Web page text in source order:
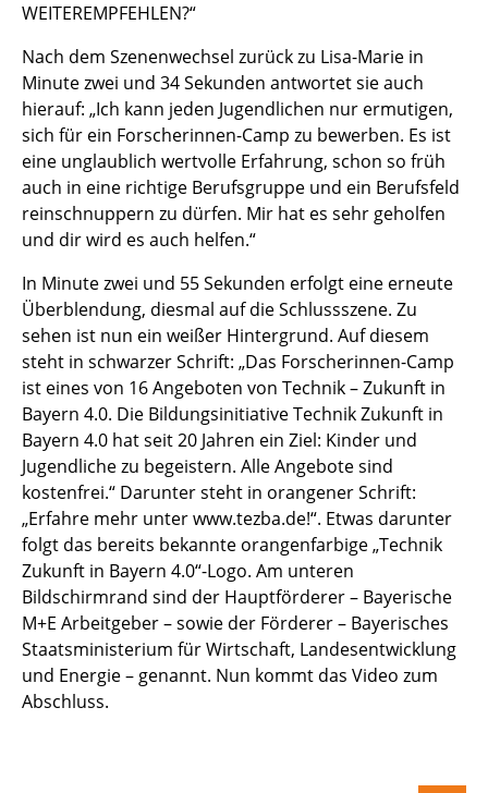
WEITEREMPFEHLEN?“
Nach dem Szenenwechsel zurück zu Lisa-Marie in
Minute zwei und 34 Sekunden antwortet sie auch
hierauf: „Ich kann jeden Jugendlichen nur ermutigen,
sich für ein Forscherinnen-Camp zu bewerben. Es ist
eine unglaublich wertvolle Erfahrung, schon so früh
auch in eine richtige Berufsgruppe und ein Berufsfeld
reinschnuppern zu dürfen. Mir hat es sehr geholfen
und dir wird es auch helfen.“
In Minute zwei und 55 Sekunden erfolgt eine erneute
Überblendung, diesmal auf die Schlussszene. Zu
sehen ist nun ein weißer Hintergrund. Auf diesem
steht in schwarzer Schrift: „Das Forscherinnen-Camp
ist eines von 16 Angeboten von Technik – Zukunft in
Bayern 4.0. Die Bildungsinitiative Technik Zukunft in
Bayern 4.0 hat seit 20 Jahren ein Ziel: Kinder und
Jugendliche zu begeistern. Alle Angebote sind
kostenfrei.“ Darunter steht in orangener Schrift:
„Erfahre mehr unterwww.tezba.de!“. Etwas darunter
folgt das bereits bekannte orangenfarbige „Technik
Zukunft in Bayern 4.0“-Logo. Am unteren
Bildschirmrand sind der Hauptförderer – Bayerische
M+E Arbeitgeber – sowie der Förderer – Bayerisches
Staatsministerium für Wirtschaft, Landesentwicklung
und Energie – genannt. Nun kommt das Video zum
Abschluss.